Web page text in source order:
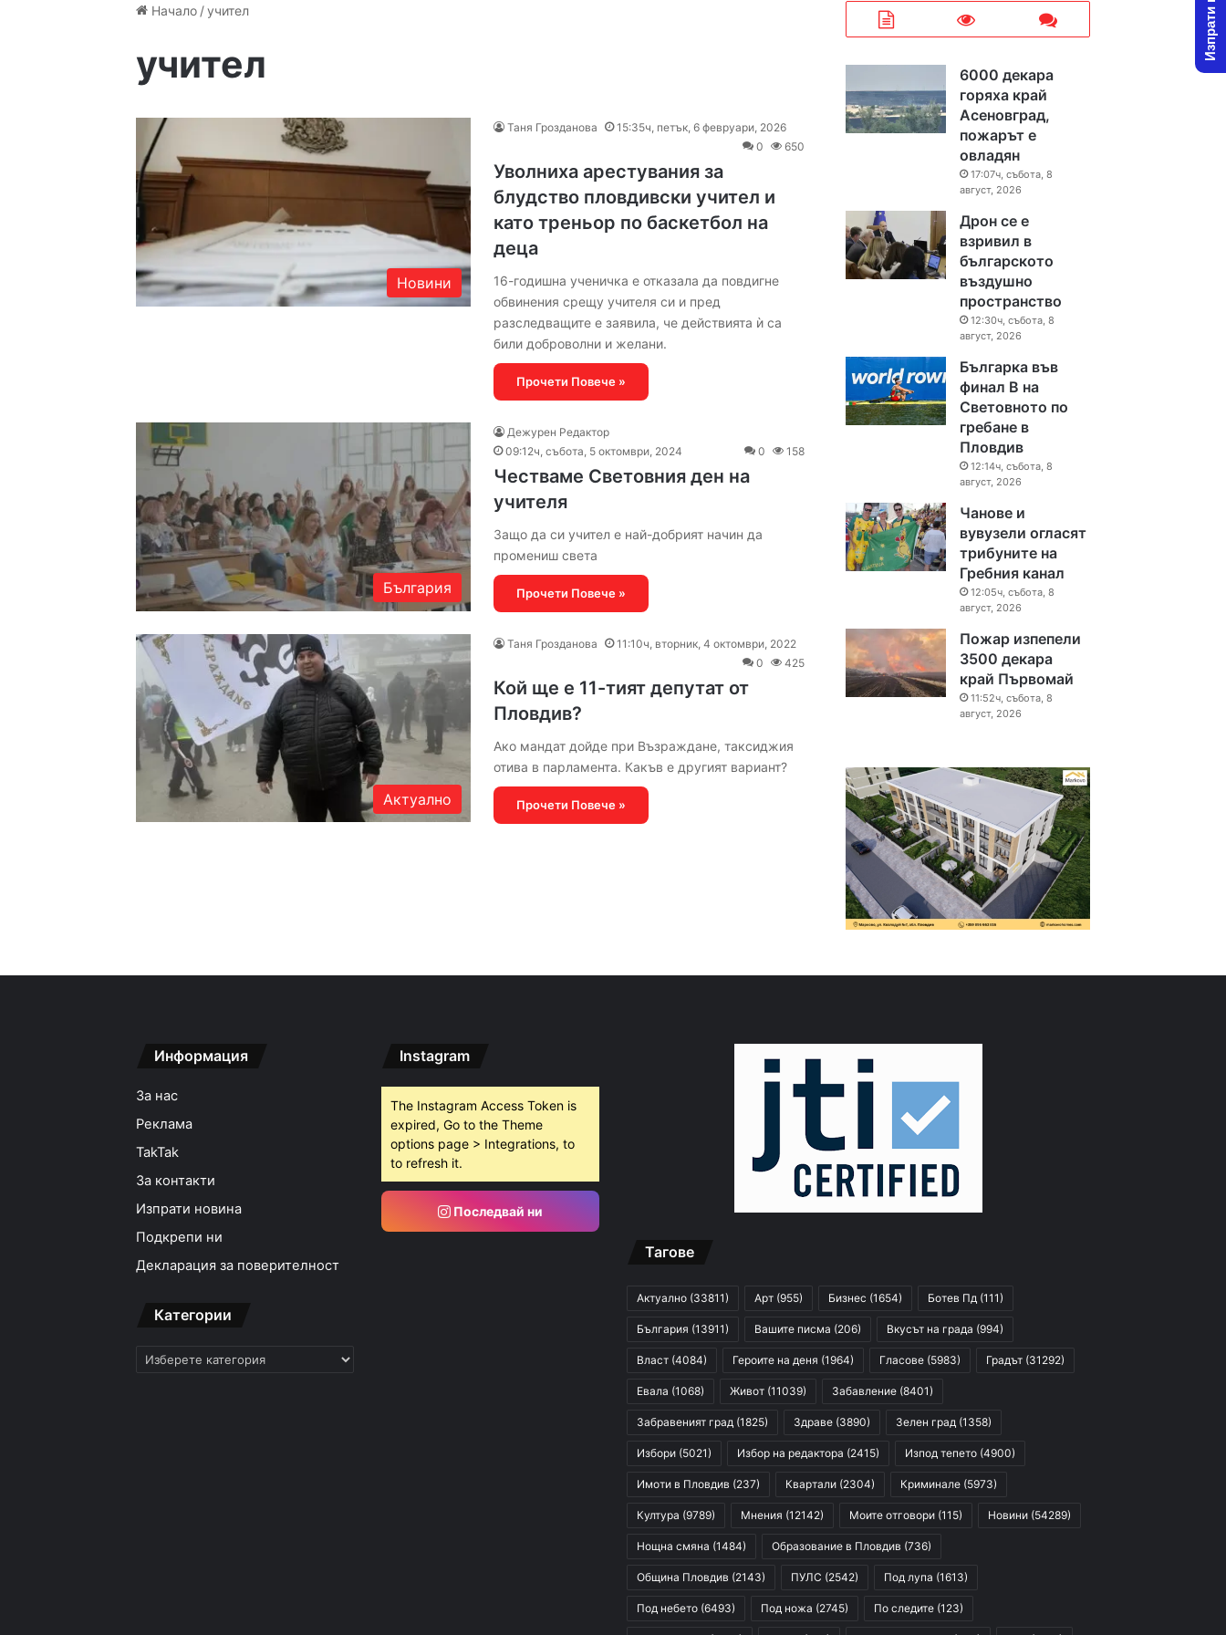
Начало / учител
учител
Новини
Таня Грозданова
15:35ч, петък, 6 февруари, 2026
0
650
Уволниха арестувания за
блудство пловдивски учител и
като треньор по баскетбол на
деца
16-годишна ученичка е отказала да повдигне
обвинения срещу учителя си и пред
разследващите е заявила, че действията ѝ са
били доброволни и желани.
Прочети Повече »
България
Дежурен Редактор
09:12ч, събота, 5 октомври, 2024
0 158
Честваме Световния ден на
учителя
Защо да си учител е най-добрият начин да
промениш света
Прочети Повече »
Актуално
Таня Грозданова
11:10ч, вторник, 4 октомври, 2022
0
425
Кой ще е 11-тият депутат от
Пловдив?
Ако мандат дойде при Възраждане, таксиджия
отива в парламента. Какъв е другият вариант?
Прочети Повече »
6000 декара
горяха край
Асеновград,
пожарът е
овладян
17:07ч, събота, 8
август, 2026
Дрон се е
взривил в
българското
въздушно
пространство
12:30ч, събота, 8
август, 2026
Българка във
финал B на
Световното по
гребане в
Пловдив
12:14ч, събота, 8
август, 2026
Чанове и
вувузели огласят
трибуните на
Гребния канал
12:05ч, събота, 8
август, 2026
Пожар изпепели
3500 декара
край Първомай
11:52ч, събота, 8
август, 2026
Информация
За нас
Реклама
TakTak
За контакти
Изпрати новина
Подкрепи ни
Декларация за поверителност
Категории
Категории
Instagram
The Instagram Access Token is
expired, Go to the Theme
options page > Integrations, to
to refresh it.
Последвай ни
Тагове
Актуално (33811) Арт (955) Бизнес (1654) Ботев Пд (111)
България (13911) Вашите писма (206) Вкусът на града (994)
Власт (4084) Героите на деня (1964) Гласове (5983) Градът (31292)
Евала (1068) Живот (11039) Забавление (8401)
Забравеният град (1825) Здраве (3890) Зелен град (1358)
Избори (5021) Избор на редактора (2415) Изпод тепето (4900)
Имоти в Пловдив (237) Квартали (2304) Криминале (5973)
Култура (9789) Мнения (12142) Моите отговори (115) Новини (54289)
Нощна смяна (1484) Образование в Пловдив (736)
Община Пловдив (2143) ПУЛС (2542) Под лупа (1613)
Под небето (6493) Под ножа (2745) По следите (123)